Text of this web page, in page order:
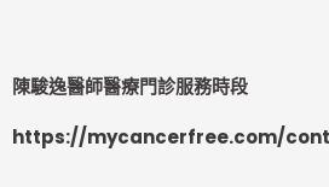
陳駿逸醫師醫療門診服務時段
https://mycancerfree.com/